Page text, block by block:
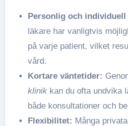
Personlig och individuell
läkare har vanligtvis
på varje patient, vilket
vård.
Kortare väntetider:
klinikkan du ofta undvika
både konsultationer och
Flexibilitet: Många